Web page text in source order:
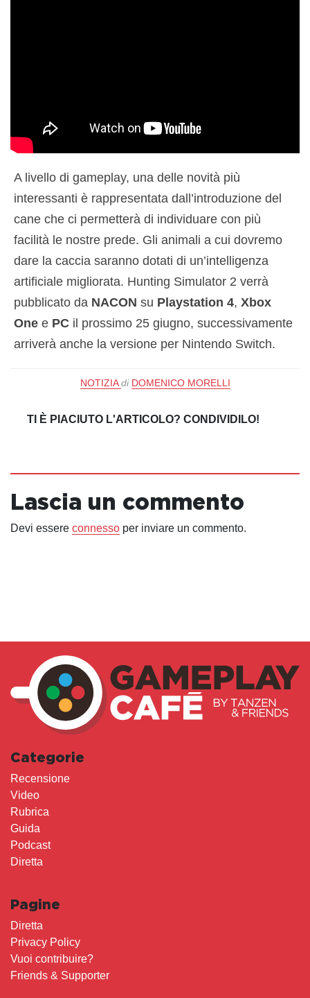
A livello di gameplay, una delle novità più
interessanti è rappresentata dall’introduzione del
cane che ci permetterà di individuare con più
facilità le nostre prede. Gli animali a cui dovremo
dare la caccia saranno dotati di un’intelligenza
artificiale migliorata. Hunting Simulator 2 verrà
pubblicato da NACON su Playstation 4, Xbox
One e PC il prossimo 25 giugno, successivamente
arriverà anche la versione per Nintendo Switch.
NOTIZIA di DOMENICO MORELLI
TI È PIACIUTO L'ARTICOLO? CONDIVIDILO!
Lascia un commento
Devi essere connesso per inviare un commento.
Categorie
Recensione
Video
Rubrica
Guida
Podcast
Diretta
Pagine
Diretta
Privacy Policy
Vuoi contribuire?
Friends & Supporter